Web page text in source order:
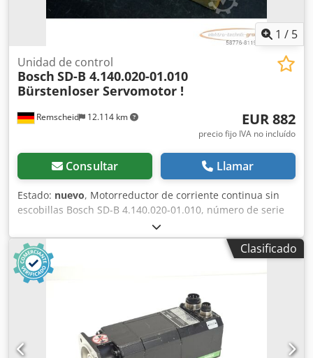
1 / 5
Remscheid 12.114 km
Unidad de control
Bosch SD-B 4.140.020-01.010
Bürstenloser Servomotor !
EUR 882
precio fijo IVA no incluído
Consultar Llamar
Estado: nuevo, Motorreductor de corriente continua sin
escobillas Bosch SD-B 4.140.020-01.010, número de serie
según la foto, sin usar, en su embalaje original, 100 %
funcional, el alcance del suministro se indica en las fotos,
distancia entre los orificios de fijación: 117 x 117 mm,
diámetro del eje de transmisión: 25 mm. Csdei D E Skspfx
Afperf
Clasificado